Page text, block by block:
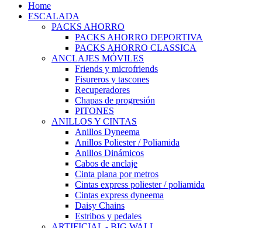
Home
ESCALADA
PACKS AHORRO
PACKS AHORRO DEPORTIVA
PACKS AHORRO CLASSICA
ANCLAJES MÓVILES
Friends y microfriends
Fisureros y tascones
Recuperadores
Chapas de progresión
PITONES
ANILLOS Y CINTAS
Anillos Dyneema
Anillos Poliester / Poliamida
Anillos Dinámicos
Cabos de anclaje
Cinta plana por metros
Cintas express poliester / poliamida
Cintas express dyneema
Daisy Chains
Estribos y pedales